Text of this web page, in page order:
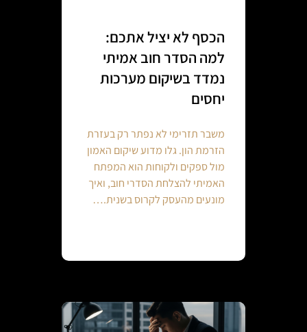
הכסף לא יציל אתכם:
למה הסדר חוב אמיתי
נמדד בשיקום מערכות
יחסים
משבר תזרימי לא נפתר רק בעזרת
הזרמת הון. גלו מדוע שיקום האמון
מול ספקים ולקוחות הוא המפתח
האמיתי להצלחת הסדרי חוב, ואיך
מונעים מהעסק לקרוס בשנית.…